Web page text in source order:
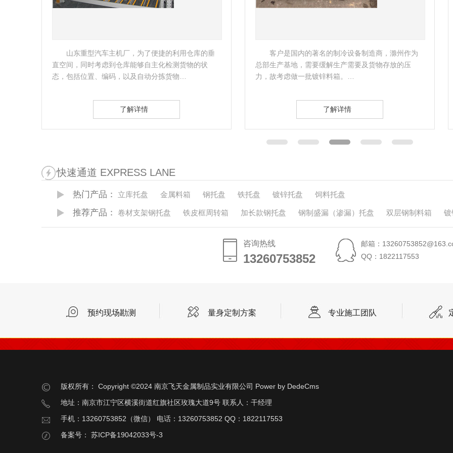
了便捷的利用仓库的垂
自主化检测货物的状
客户是国内的著名的制冷设备制造商，滁州作为
总部生产基地，需要缓解生产需要及货物存放的压
力，故考虑做一批镀锌料箱。…
客户是一家外企公司，准备购买一些
物存储，南京飞天了解企业实际情况后，
司制定了相应的托盘方案。 …
快速通道 EXPRESS LANE
热门产品： 立库托盘 金属料箱 钢托盘 铁托盘 镀锌托盘 饲料托盘
推荐产品： 卷材支架钢托盘 铁皮框周转箱 加长款钢托盘 钢制盛漏（渗漏）托盘 双层钢制料箱 镀
咨询热线
13260753852
13260753852
邮箱：
QQ：1822117553
预约现场勘测 量身定制方案 专业施工团队
版权所有： Copyright ©2024 南京飞天金属制品实业有限公司 Power by DedeCms
地址：南京市江宁区横溪街道红旗社区玫瑰大道9号 联系人：干经理
手机：13260753852（微信） 电话：13260753852 QQ：1822117553
备案号：
苏ICP备19042033号-3